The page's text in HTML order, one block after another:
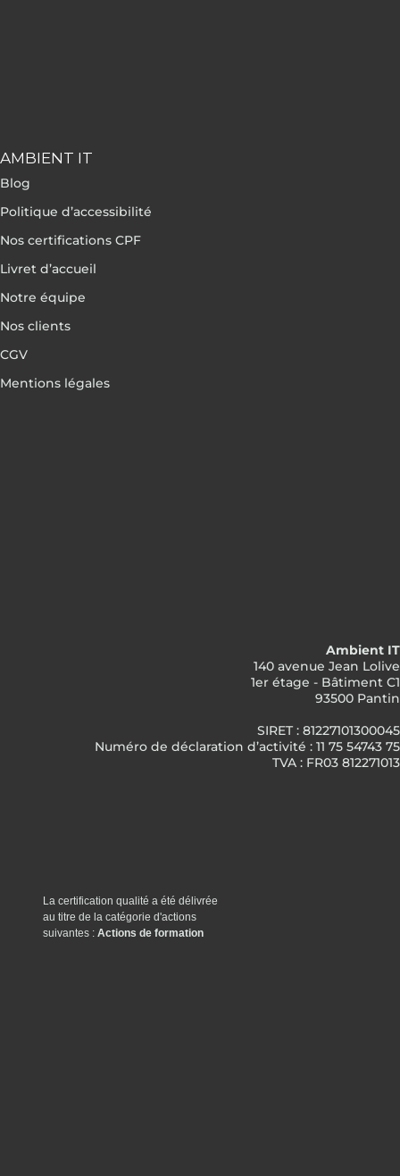
AMBIENT IT
Blog
Politique d’accessibilité
Nos certifications CPF
Livret d’accueil
Notre équipe
Nos clients
CGV
Mentions légales
Ambient IT
140 avenue Jean Lolive
1er étage - Bâtiment C1
93500 Pantin
SIRET : 81227101300045
Numéro de déclaration d’activité : 11 75 54743 75
TVA : FR03 812271013
La certification qualité a été délivrée
au titre de la catégorie d'actions
suivantes : Actions de formation